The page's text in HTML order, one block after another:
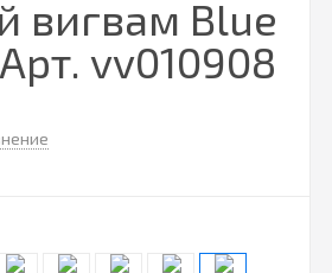
вигвам Blue
vv010908